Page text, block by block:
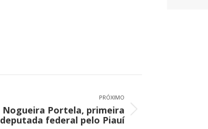
PRÓXIMO
Portela, primeira
federal pelo Piauí